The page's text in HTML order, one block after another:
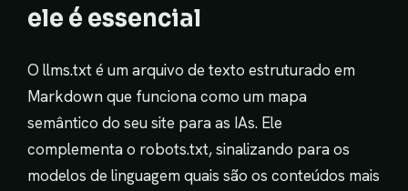
ele é essencial
O llms.txt é um arquivo de texto estruturado em
Markdown que funciona como um mapa
semântico do seu site para as IAs. Ele
complementa o robots.txt, sinalizando para os
modelos de linguagem quais são os conteúdos mais